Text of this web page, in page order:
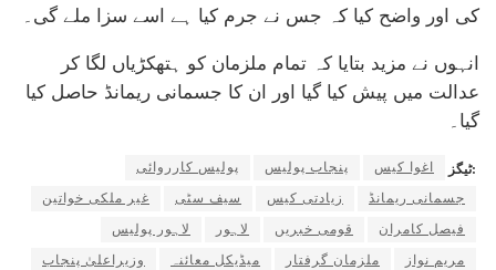
کی اور واضح کیا کہ جس نے جرم کیا ہے اسے سزا ملے گی۔
انہوں نے مزید بتایا کہ تمام ملزمان کو ہتھکڑیاں لگا کر
عدالت میں پیش کیا گیا اور ان کا جسمانی ریمانڈ حاصل کیا
گیا۔
ٹیگز: اغوا کیس پنجاب پولیس
پولیس کارروائی
جسمانی ریمانڈ
زیادتی کیس سیف سٹی
غیر ملکی خواتین
فیصل کامران
قومی خبریں لاہور
لاہور پولیس
مریم نواز
ملزمان گرفتار میڈیکل معائنہ وزیراعلیٰ پنجاب